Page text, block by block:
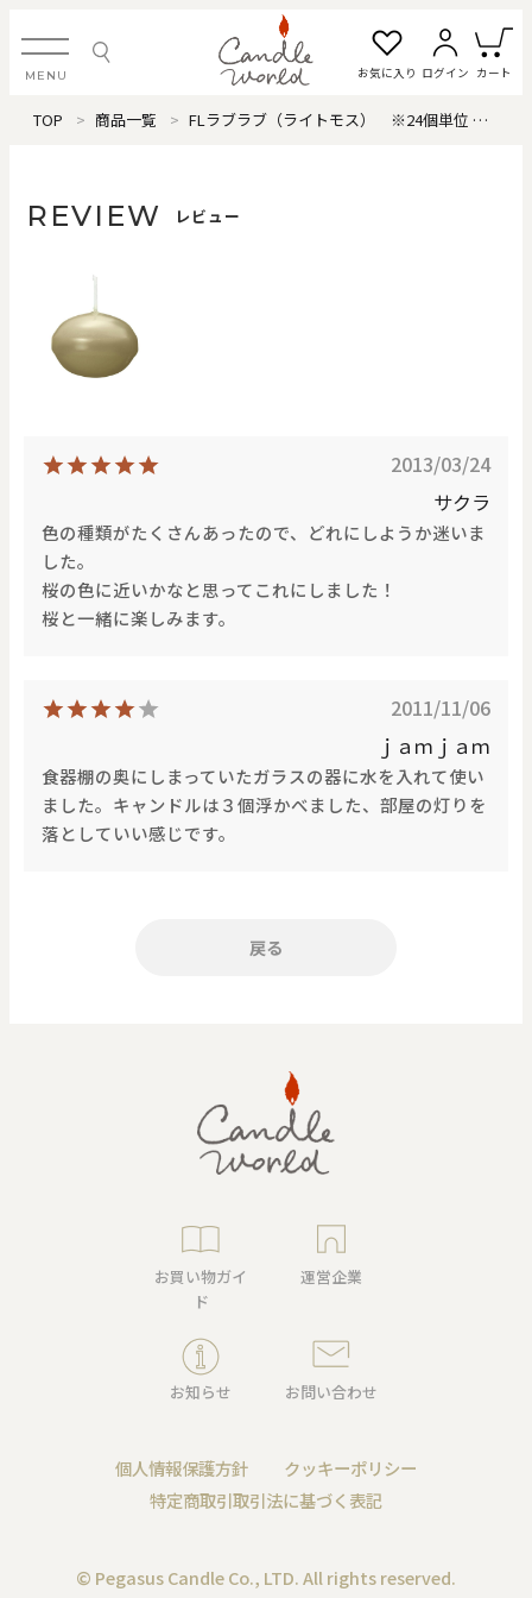
MENU お気に入り ログイン カート
ログイン・新規会員登録
すべてのアイテム
#タグから探す
価格で探す
クリア
色で探す
TOP 商品一覧 FLラブラブ（ライトモス） ※24個単位
REVIEW レビュー
2013/03/24
サクラ
色の種類がたくさんあったので、どれにしようか迷いま
した。
桜の色に近いかなと思ってこれにしました！
桜と一緒に楽しみます。
2011/11/06
ｊａｍｊａｍ
食器棚の奥にしまっていたガラスの器に水を入れて使い
ました。キャンドルは３個浮かべました、部屋の灯りを
落としていい感じです。
戻る
お買い物ガイ
ド
運営企業
お知らせ お問い合わせ
個人情報保護方針
クッキーポリシー
特定商取引取引法に基づく表記
© Pegasus Candle Co., LTD. All rights reserved.